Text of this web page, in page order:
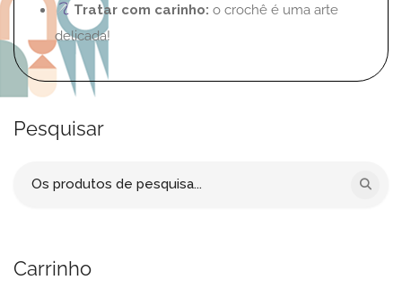
Tratar com carinho: o crochê é uma arte
delicada!
Pesquisar
Carrinho